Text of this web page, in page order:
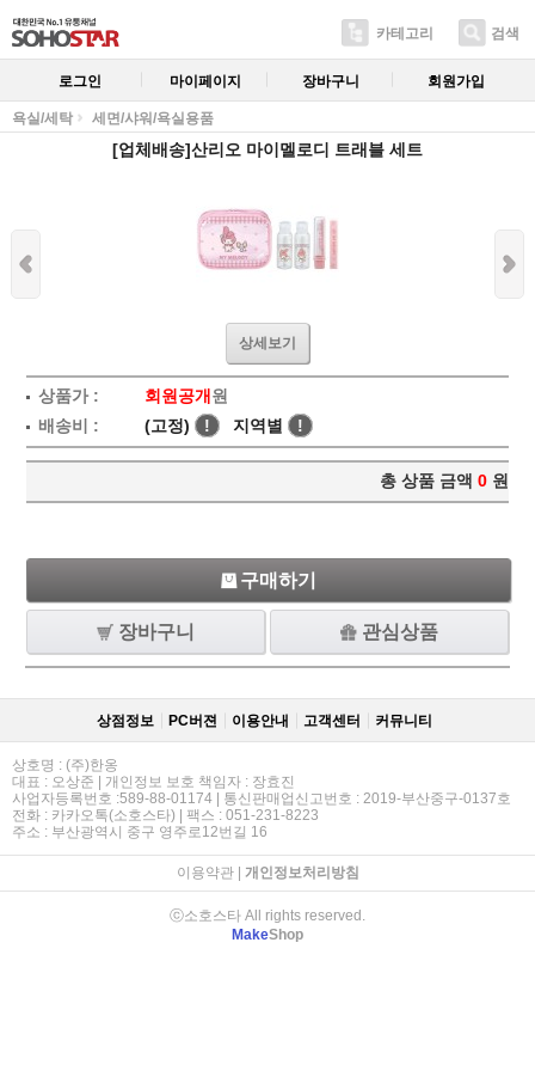
카테고리 검색
로그인 마이페이지 장바구니 회원가입
욕실/세탁 세면/샤워/욕실용품
[업체배송]산리오 마이멜로디 트래블 세트
상세보기
상품가 : 회원공개 원
배송비 :
(고정) ! 지역별 !
총 상품 금액 0 원
구매하기
장바구니 관심상품
상점정보 PC버젼 이용안내 고객센터 커뮤니티
상호명 : (주)한옹
대표 : 오상준 | 개인정보 보호 책임자 : 장효진
사업자등록번호 :589-88-01174 | 통신판매업신고번호 : 2019-부산중구-0137호
전화 : 카카오톡(소호스타) | 팩스 : 051-231-8223
주소 : 부산광역시 중구 영주로12번길 16
이용약관| 개인정보처리방침
ⓒ소호스타 All rights reserved.
MakeShop